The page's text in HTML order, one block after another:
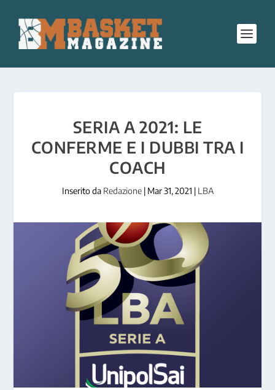
SERIA A 2021: LE
CONFERME E I DUBBI TRA I
COACH
Inserito da Redazione| Mar 31, 2021 | LBA